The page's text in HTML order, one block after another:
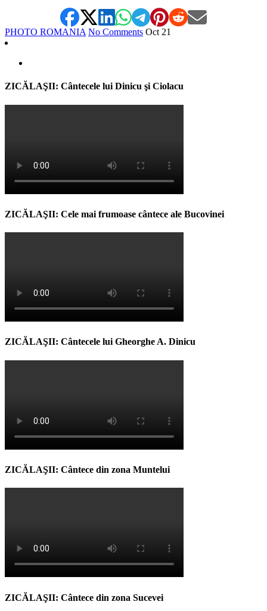
PHOTO ROMANIA No Comments Oct 21
ZICĂLAŞII: Cântecele lui Dinicu şi Ciolacu
ZICĂLAŞII: Cele mai frumoase cântece ale Bucovinei
ZICĂLAŞII: Cântecele lui Gheorghe A. Dinicu
ZICĂLAŞII: Cântece din zona Muntelui
ZICĂLAŞII: Cântece din zona Sucevei